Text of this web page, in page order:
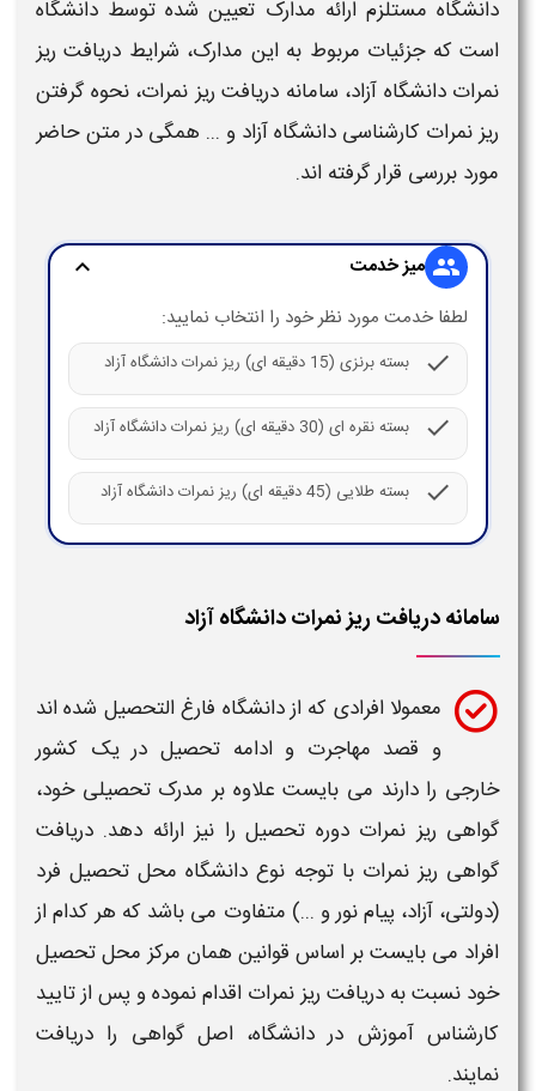
دانشگاه مستلزم ارائه مدارک تعیین شده توسط دانشگاه
است که جزئیات مربوط به این مدارک، شرایط دریافت ریز
نمرات دانشگاه آزاد، سامانه دریافت ریز نمرات،نحوه گرفتن
ریز نمرات کارشناسی دانشگاه آزاد و ... همگی در متن حاضر
مورد بررسی قرار گرفته اند.
group میز خدمت expand_more
لطفا خدمت مورد نظر خود را انتخاب نمایید:
check بسته برنزی (15 دقیقه ای) ریز نمرات دانشگاه آزاد
check بسته نقره ای (30 دقیقه ای) ریز نمرات دانشگاه آزاد
check بسته طلایی (45 دقیقه ای) ریز نمرات دانشگاه آزاد
سامانه دریافت ریز نمرات دانشگاه آزاد
معمولا افرادی که ازدانشگاه فارغ التحصیل شده اند
و قصد مهاجرت و ادامه تحصیل در یک کشور
خارجی را دارند می بایست علاوه بر مدرک تحصیلی خود،
گواهی ریز نمرات دوره تحصیل را نیز ارائه دهد. دریافت
گواهی ریز نمرات با توجه نوع دانشگاه محل تحصیل فرد
(دولتی،آزاد، پیام نور و ...) متفاوت می باشد که هر کدام از
افراد می بایست بر اساس قوانین همان مرکز محل تحصیل
خود نسبت به دریافت ریز نمرات اقدام نموده و پس از تایید
کارشناس آموزش در دانشگاه، اصل گواهی را دریافت
نمایند.